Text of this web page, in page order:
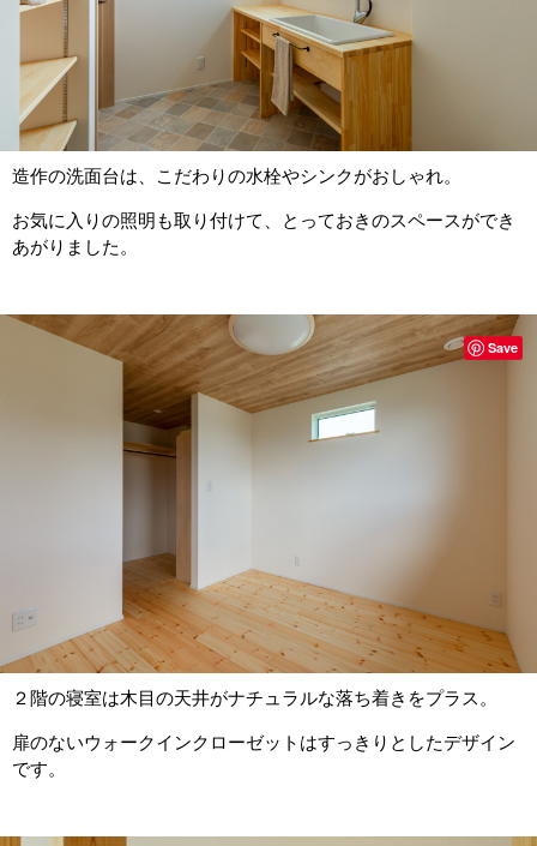
造作の洗面台は、こだわりの水栓やシンクがおしゃれ。
お気に入りの照明も取り付けて、とっておきのスペースができ
あがりました。
２階の寝室は木目の天井がナチュラルな落ち着きをプラス。
扉のないウォークインクローゼットはすっきりとしたデザイン
です。
Save